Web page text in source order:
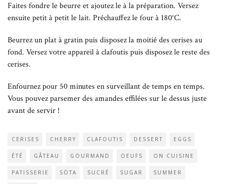
Faites fondre le beurre et ajoutez le à la préparation. Versez
ensuite petit à petit le lait. Préchauffez le four à 180°C.
Beurrez un plat à gratin puis disposez la moitié des cerises au
fond. Versez votre appareil à clafoutis puis disposez le reste des
cerises.
Enfournez pour 50 minutes en surveillant de temps en temps.
Vous pouvez parsemer des amandes effilées sur le dessus juste
avant de servir !
CERISES CHERRY CLAFOUTIS DESSERT EGGS
ÉTÉ GÂTEAU GOURMAND OEUFS ON CUISINE
PATISSERIE SÖTA SUCRÉ SUGAR SUMMER